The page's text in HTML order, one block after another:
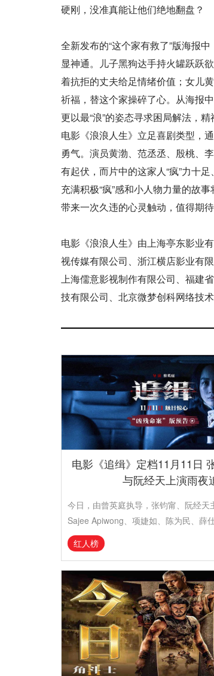
硬刚，没准真能让他们绝地翻盘？
全新发布的“这个家有救了”版海报
显神通。儿子黑狗达手持火罐跃跃
着抗拒的丈夫给足情绪价值；女儿
祈福，替这个家操碎了心。从海报
更以最“浪”的姿态寻求困局解法，
电影《浪浪人生》立足喜剧类型，
勇气。演员黄渤、范丞丞、殷桃、
有起伏，而片中的这家人“疯”力十
充满积极“疯”感和小人物力量的故
带来一次久违的心灵触动，值得期待
电影《浪浪人生》由上海亭东影业
视传媒有限公司、浙江横店影业有
上海儒意影视制作有限公司、福建
技有限公司、北京微梦创科网络技
电影《追缉》定档11月11日
与阮经天上演雨夜
今日，由曾英庭执导，张钧甯、阮经天
Sajee Apiwong、项婕如、陈为民、薛
红人榜